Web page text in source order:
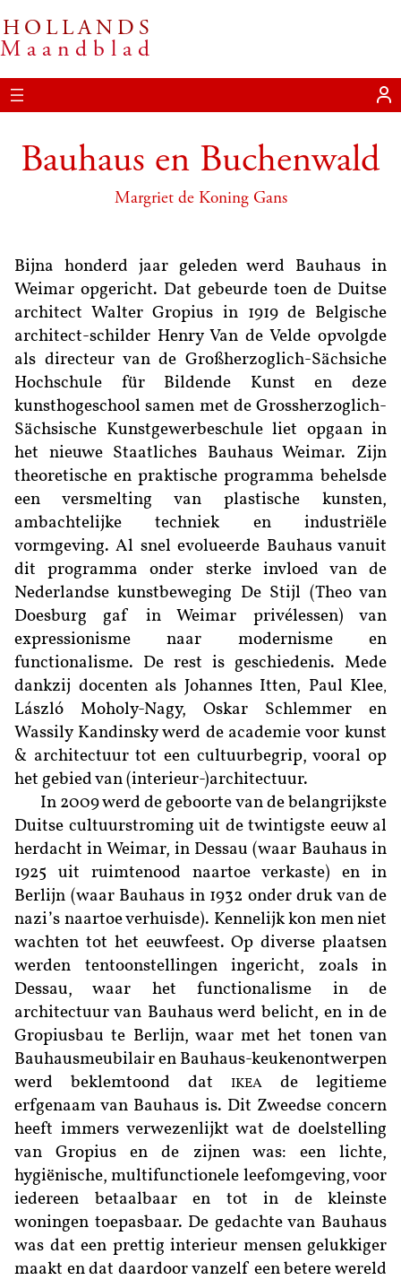
Ga
naar
de
inhoud
HOLLANDS
Maandblad
Bauhaus en Buchenwald
Margriet de Koning Gans
Bijna honderd jaar geleden werd Bauhaus in
Weimar opgericht. Dat gebeurde toen de Duitse
architect Walter Gropius in 1919 de Belgische
architect-schilder Henry Van de Velde opvolgde
als directeur van de Großherzoglich-Sächsiche
Hochschule für Bildende Kunst en deze
kunsthogeschool samen met de Gross­herzoglich-
Sächsische Kunstgewerbeschule liet opgaan in
het nieuwe Staatliches Bauhaus Weimar. Zijn
theoretische en praktische programma behelsde
een versmelting van plastische kunsten,
ambachtelijke techniek en industriële
vormgeving. Al snel evolueerde Bauhaus vanuit
dit programma onder sterke invloed van de
Nederlandse kunstbeweging De Stijl (Theo van
Doesburg gaf in Weimar privélessen) van
expressionisme naar modernisme en
functionalisme. De rest is geschiedenis. Mede
dankzij docenten als Johannes Itten, Paul Klee,
László Moholy-­Nagy, Oskar Schlemmer en
Wassily Kandinsky werd de academie voor kunst
& architectuur tot een cultuurbegrip, vooral op
het gebied van (interieur-)architectuur.
In 2009 werd de geboorte van de belangrijkste
Duitse cultuurstroming uit de twintigste eeuw al
herdacht in Weimar, in Dessau (waar Bauhaus in
1925 uit ruimtenood naartoe verkaste) en in
Berlijn (waar Bauhaus in 1932 onder druk van de
nazi’s naartoe verhuisde). Kennelijk kon men niet
wachten tot het eeuwfeest. Op diverse plaatsen
werden tentoonstellingen ingericht, zoals in
Dessau, waar het functionalisme in de
architectuur van Bauhaus werd belicht, en in de
Gropiusbau te Berlijn, waar met het tonen van
Bauhausmeubilair en Bauhaus-keukenontwerpen
werd beklemtoond dat
IKEA
de legitieme
erfgenaam van Bauhaus is. Dit Zweedse concern
heeft immers verwezenlijkt wat de doelstelling
van Gropius en de zijnen was: een lichte,
hygiënische, multifunctionele leefomgeving, voor
iedereen betaalbaar en tot in de kleinste
woningen toepasbaar. De gedachte van Bauhaus
was dat een prettig interieur mensen gelukkiger
maakt en dat daardoor vanzelf een betere wereld